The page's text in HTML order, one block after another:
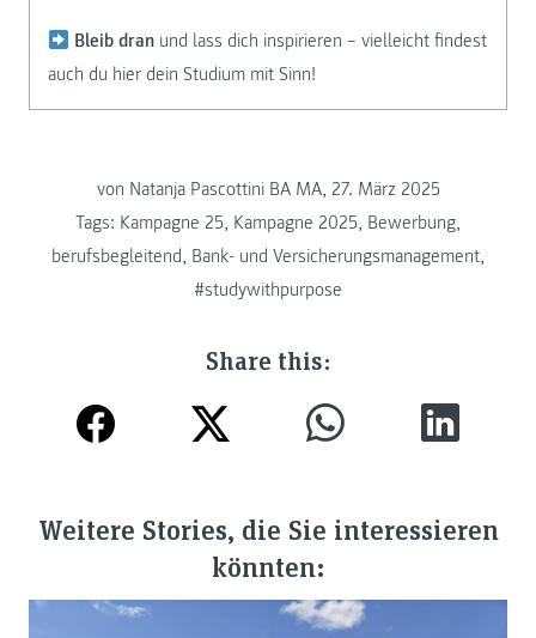
Bleib dran und lass dich inspirieren – vielleicht findest
auch du hier dein Studium mit Sinn!
von Natanja Pascottini BA MA, 27. März 2025
Tags: Kampagne 25, Kampagne 2025, Bewerbung,
berufsbegleitend, Bank- und Versicherungsmanagement,
#studywithpurpose
Share this:
Weitere Stories, die Sie interessieren
könnten: